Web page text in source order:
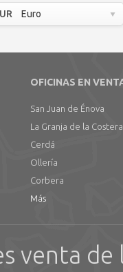
Euro
OFICINAS EN
San Juan de Énova
La Granja de la Costera
Cerdá
Ollería
Corbera
Más
venta de